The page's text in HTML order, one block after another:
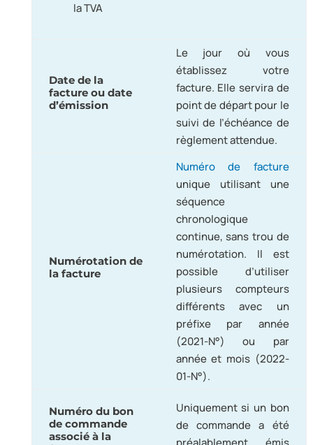
la TVA
Date de la
facture ou date
d’émission
Le jour où vous
établissez votre
facture. Elle servira de
point de départ pour le
suivi de l’échéance de
règlement attendue.
Numérotation de
la facture
Numéro de facture
unique utilisant une
séquence
chronologique
continue, sans trou de
numérotation. Il est
possible d’utiliser
plusieurs compteurs
différents avec un
préfixe par année
(2021-N°) ou par
année et mois (2022-
01-N°).
Numéro du bon
de commande
associé à la
Uniquement si un bon
de commande a été